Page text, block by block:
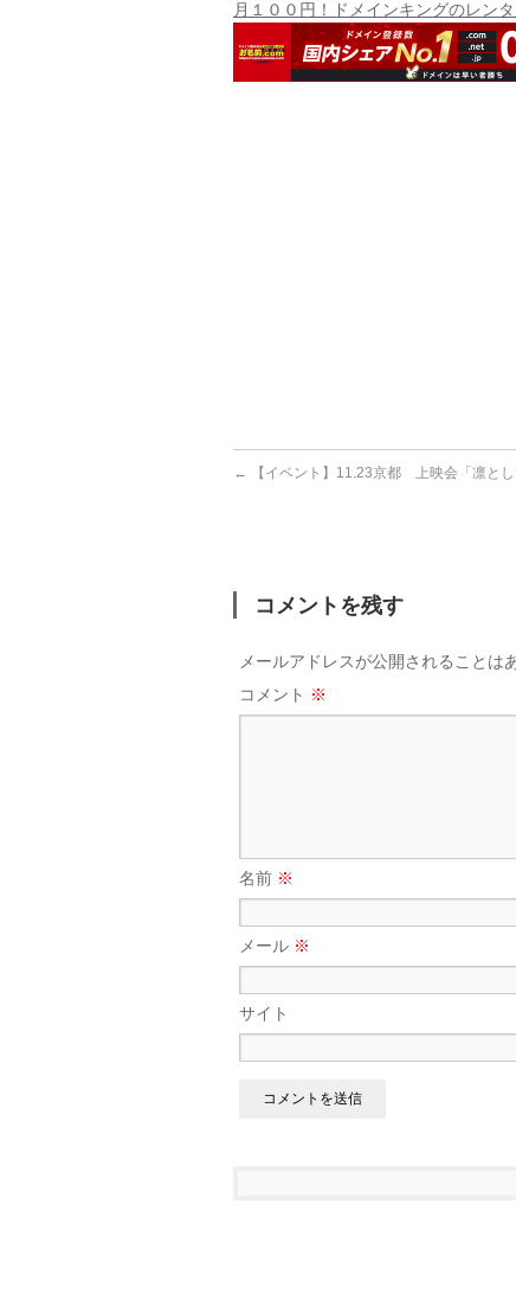
月１００円！ドメインキングのレン
← 【イベント】11.23京都 上映会「凛とし
コメントを残す
メールアドレスが公開されることは
コメント ※
名前 ※
メール ※
サイト